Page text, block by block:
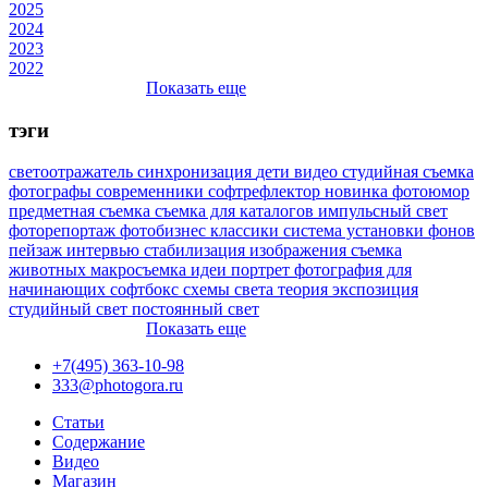
2025
2024
2023
2022
Показать еще
тэги
светоотражатель синхронизация дети видео студийная съемка
фотографы современники софтрефлектор новинка фотоюмор
предметная съемка съемка для каталогов импульсный свет
фоторепортаж фотобизнес классики система установки фонов
пейзаж интервью стабилизация изображения съемка
животных макросъемка идеи портрет фотография для
начинающих софтбокс схемы света теория экспозиция
студийный свет постоянный свет
Показать еще
+7(495) 363-10-98
333@photogora.ru
Статьи
Содержание
Видео
Магазин